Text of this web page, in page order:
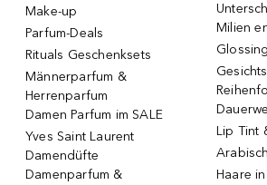
Make-up
Parfum-Deals
Rituals Geschenksets
Männerparfum &
Herrenparfum
Damen Parfum im SALE
Yves Saint Laurent
Damendüfte
Damenparfum &
Milien
Lip Tint
Haare